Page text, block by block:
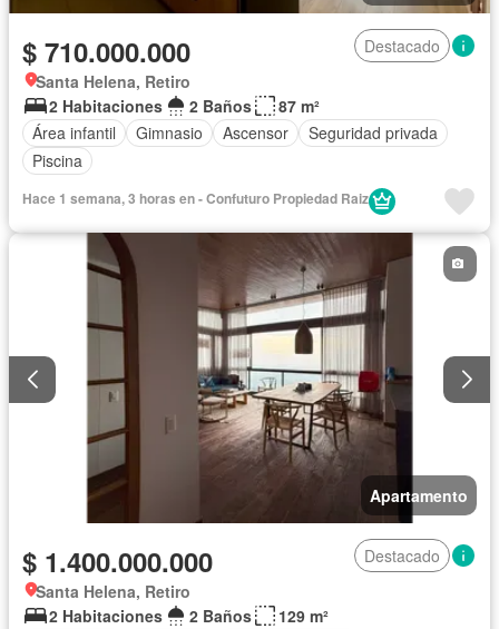
$ 710.000.000
Destacado
Santa Helena, Retiro
2 Habitaciones
2 Baños
87 m²
Área infantil
Gimnasio Ascensor
Seguridad privada
Piscina
Hace 1 semana, 3 horas en - Confuturo Propiedad Raiz
Apartamento
$ 1.400.000.000
Destacado
Santa Helena, Retiro
2 Habitaciones
2 Baños
129 m²